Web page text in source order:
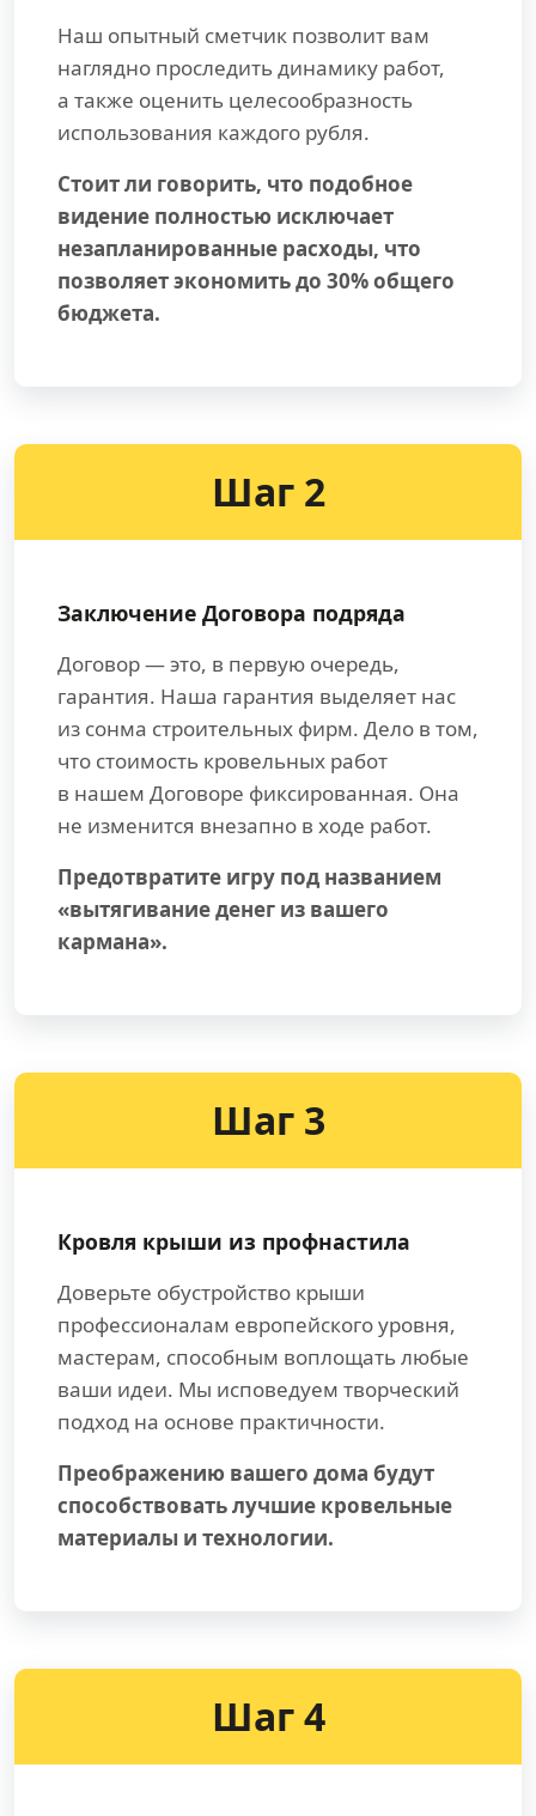
Наш опытный сметчик позволит вам
наглядно проследить динамику работ,
а также оценить целесообразность
использования каждого рубля.
Стоит ли говорить, что подобное
видение полностью исключает
незапланированные расходы, что
позволяет экономить до 30% общего
бюджета.
Шаг 2
Заключение Договора подряда
Договор — это, в первую очередь,
гарантия. Наша гарантия выделяет нас
из сонма строительных фирм. Дело в том,
что стоимость кровельных работ
в нашем Договоре фиксированная. Она
не изменится внезапно в ходе работ.
Предотвратите игру под названием
«вытягивание денег из вашего
кармана».
Шаг 3
Кровля крыши из профнастила
Доверьте обустройство крыши
профессионалам европейского уровня,
мастерам, способным воплощать любые
ваши идеи. Мы исповедуем творческий
подход на основе практичности.
Преображению вашего дома будут
способствовать лучшие кровельные
материалы и технологии.
Шаг 4